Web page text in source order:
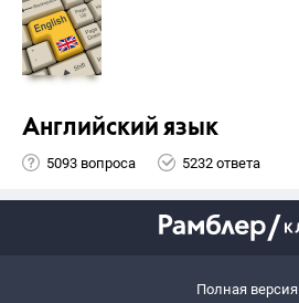
Английский язык
5093 вопроса 5232 ответа
Полная версия